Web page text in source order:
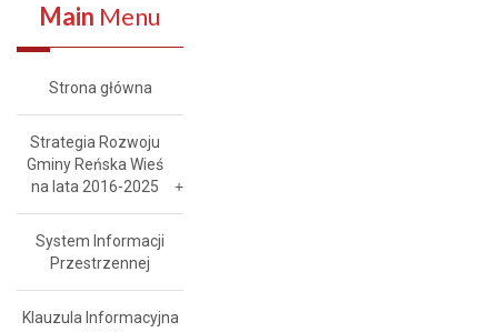
Main Menu
Strona główna
Strategia Rozwoju
Gminy Reńska Wieś
na lata 2016-2025
System Informacji
Przestrzennej
Klauzula Informacyjna